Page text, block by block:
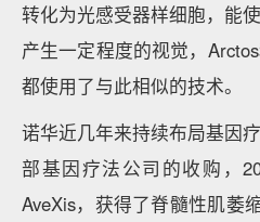
转化为光感受器样细胞，能
产生一定程度的视觉，
都使用了与此相似的技术。
诺华近几年来持续布局基因
部基因疗法公司的收购，
AveXis，获得了脊髓性肌萎